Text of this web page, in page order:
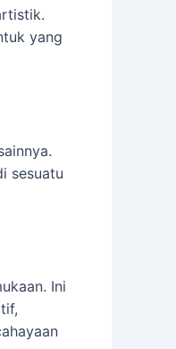
yang
sesuatu
Ini